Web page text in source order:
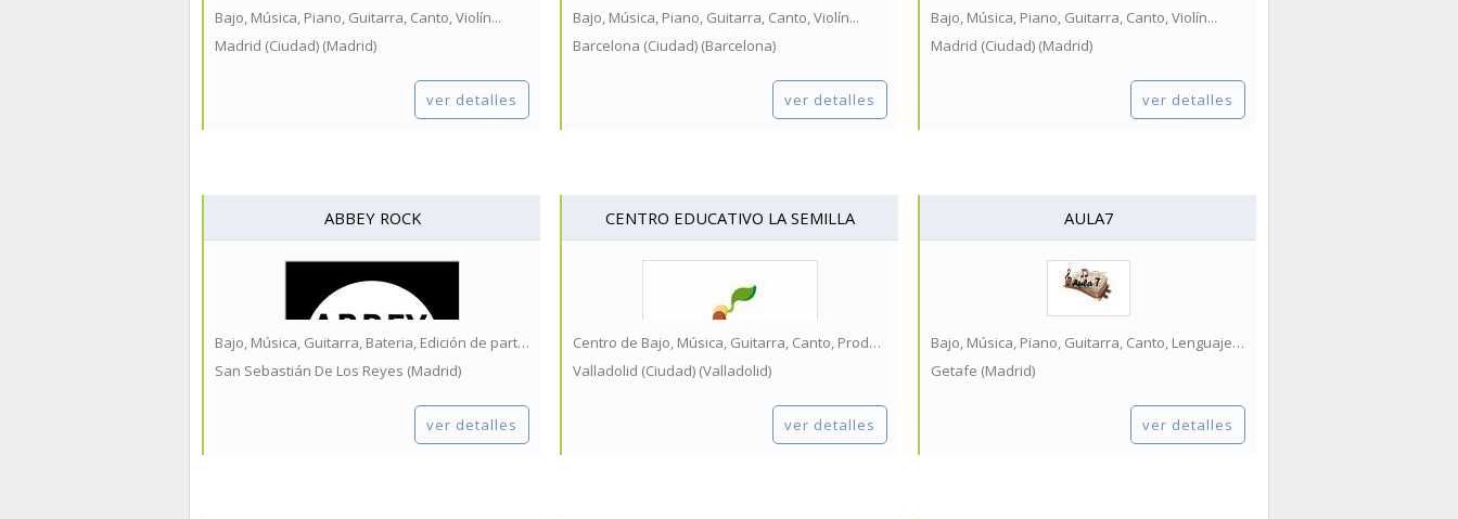
Bajo, Música, Piano, Guitarra, Canto, Violín...
Madrid (Ciudad) (Madrid)
ver detalles
Bajo, Música, Piano, Guitarra, Canto, Violín...
Barcelona (Ciudad) (Barcelona)
ver detalles
Bajo, Música, Piano, Guitarra, Canto, Violín...
Madrid (Ciudad) (Madrid)
ver detalles
ABBEY ROCK
Bajo, Música, Guitarra, Bateria, Edición de partituras, Iniciación Musical...
San Sebastián De Los Reyes (Madrid)
ver detalles
CENTRO EDUCATIVO LA SEMILLA
Centro de Bajo, Música, Guitarra, Canto, Produccion musical, Composición...
Valladolid (Ciudad) (Valladolid)
ver detalles
AULA7
Bajo, Música, Piano, Guitarra, Canto, Lenguaje Musical...
Getafe (Madrid)
ver detalles